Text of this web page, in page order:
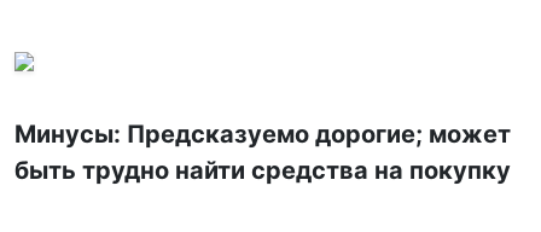
Минусы: Предсказуемо дорогие; может
быть трудно найти средства на покупку